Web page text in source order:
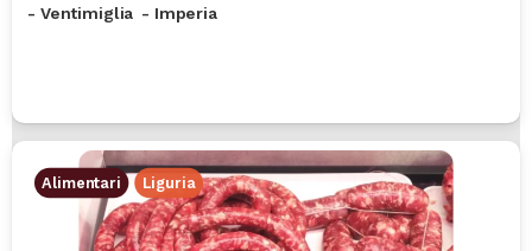
- Ventimiglia - Imperia
Alimentari Liguria